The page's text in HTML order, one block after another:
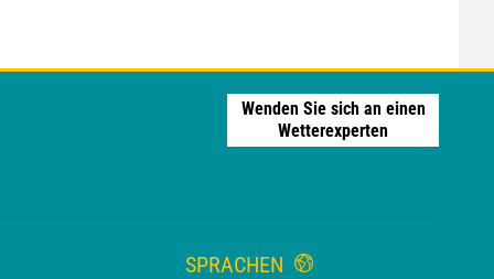
Wenden Sie sich an einen
Wetterexperten
SPRACHEN